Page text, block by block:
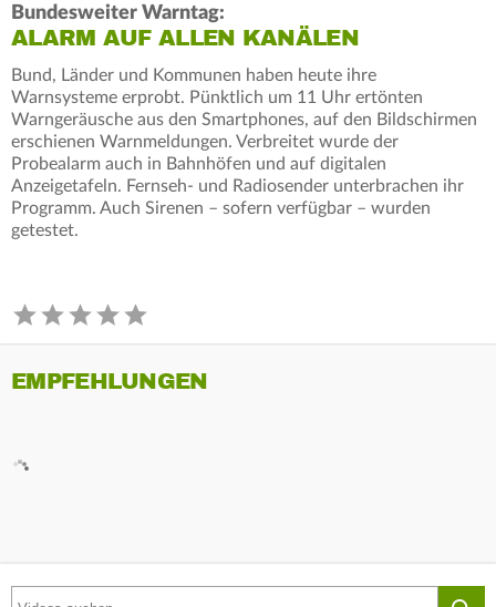
Bundesweiter Warntag:
ALARM AUF ALLEN KANÄLEN
Bund, Länder und Kommunen haben heute ihre
Warnsysteme erprobt. Pünktlich um 11 Uhr ertönten
Warngeräusche aus den Smartphones, auf den Bildschirmen
erschienen Warnmeldungen. Verbreitet wurde der
Probealarm auch in Bahnhöfen und auf digitalen
Anzeigetafeln. Fernseh- und Radiosender unterbrachen ihr
Programm. Auch Sirenen – sofern verfügbar – wurden
getestet.
EMPFEHLUNGEN